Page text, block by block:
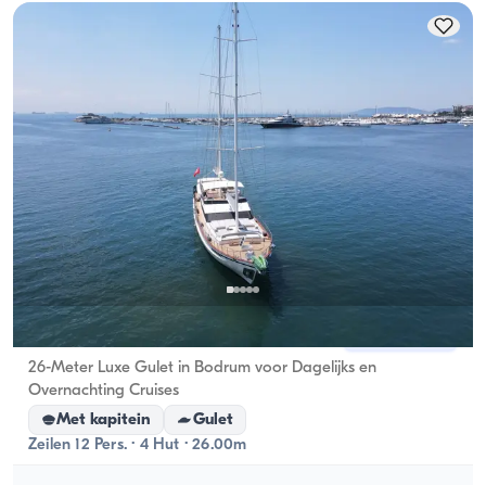
Bodrum, Muğla
26-Meter Luxe Gulet in Bodrum voor Dagelijks en
Overnachting Cruises
Met kapitein
Gulet
Zeilen 12 Pers. · 4 Hut · 26.00m